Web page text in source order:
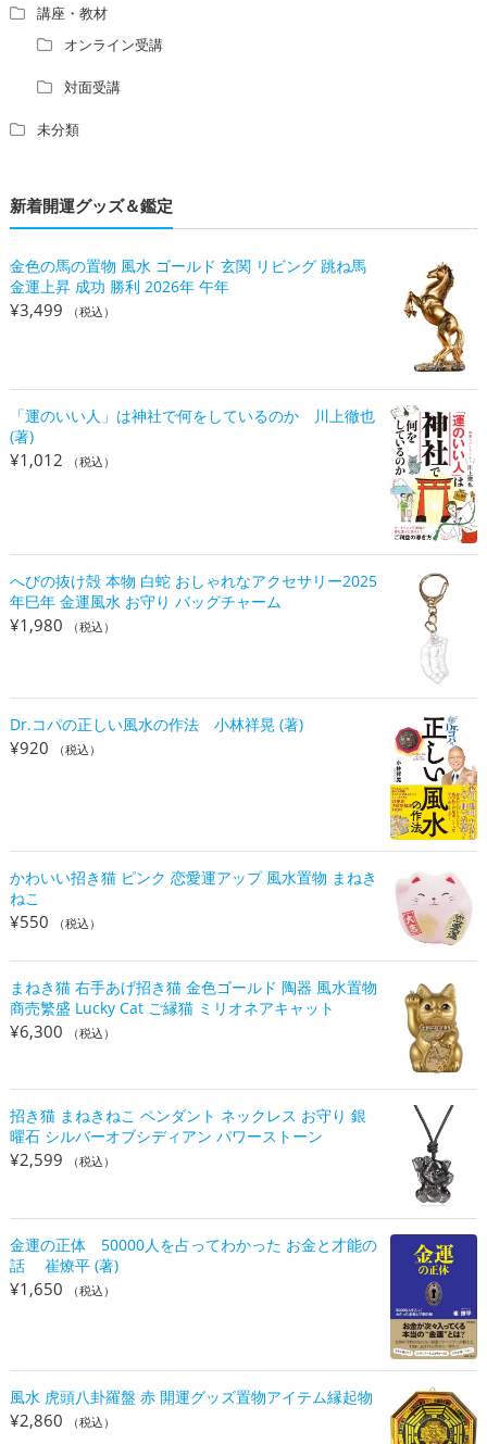
講座・教材
オンライン受講
対面受講
未分類
新着開運グッズ＆鑑定
金色の馬の置物 風水 ゴールド 玄関 リビング 跳ね馬
金運上昇 成功 勝利 2026年 午年
¥3,499 （税込）
「運のいい人」は神社で何をしているのか 川上徹也
(著)
¥1,012 （税込）
へびの抜け殻 本物 白蛇 おしゃれなアクセサリー2025
年巳年 金運風水 お守り バッグチャーム
¥1,980 （税込）
Dr.コパの正しい風水の作法 小林祥晃 (著)
¥920 （税込）
かわいい招き猫 ピンク 恋愛運アップ 風水置物 まねき
ねこ
¥550 （税込）
まねき猫 右手あげ招き猫 金色ゴールド 陶器 風水置物
商売繁盛 Lucky Cat ご縁猫 ミリオネアキャット
¥6,300 （税込）
招き猫 まねきねこ ペンダント ネックレス お守り 銀
曜石 シルバーオブシディアン パワーストーン
¥2,599 （税込）
金運の正体 50000人を占ってわかった お金と才能の
話 崔燎平 (著)
¥1,650 （税込）
風水 虎頭八卦羅盤 赤 開運グッズ置物アイテム縁起物
¥2,860 （税込）